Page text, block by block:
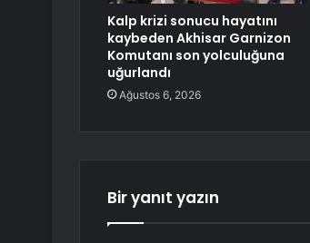
Kalp krizi sonucu hayatını
kaybeden Akhisar Garnizon
Komutanı son yolculuğuna
uğurlandı
Ağustos 6, 2026
Bir yanıt yazın